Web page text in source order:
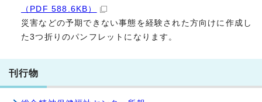
（PDF 588.6KB）
災害などの予期できない事態を経験された方向けに作成し
た3つ折りのパンフレットになります。
刊行物